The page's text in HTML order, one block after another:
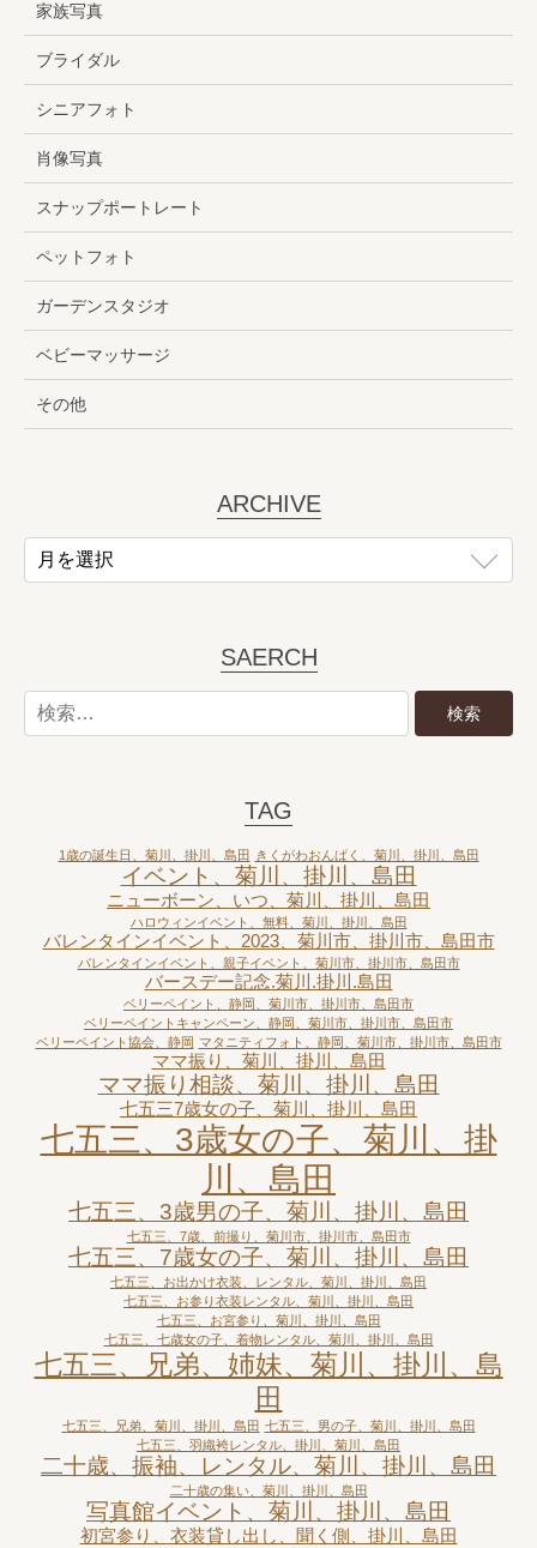
家族写真
ブライダル
シニアフォト
肖像写真
スナップポートレート
ペットフォト
ガーデンスタジオ
ベビーマッサージ
その他
ARCHIVE
SAERCH
TAG
1歳の誕生日、菊川、掛川、島田 きくがわおんぱく、菊川、掛川、島田
イベント、菊川、掛川、島田
ニューボーン、いつ、菊川、掛川、島田
ハロウィンイベント、無料、菊川、掛川、島田
バレンタインイベント、2023、菊川市、掛川市、島田市
バレンタインイベント、親子イベント、菊川市、掛川市、島田市
バースデー記念.菊川.掛川.島田
ベリーペイント、静岡、菊川市、掛川市、島田市
ベリーペイントキャンペーン、静岡、菊川市、掛川市、島田市
ベリーペイント協会、静岡 マタニティフォト、静岡、菊川市、掛川市、島田市
ママ振り、菊川、掛川、島田
ママ振り相談、菊川、掛川、島田
七五三7歳女の子、菊川、掛川、島田
七五三、3歳女の子、菊川、掛
川、島田
七五三、3歳男の子、菊川、掛川、島田
七五三、7歳、前撮り、菊川市、掛川市、島田市
七五三、7歳女の子、菊川、掛川、島田
七五三、お出かけ衣装、レンタル、菊川、掛川、島田
七五三、お参り衣装レンタル、菊川、掛川、島田
七五三、お宮参り、菊川、掛川、島田
七五三、七歳女の子、着物レンタル、菊川、掛川、島田
七五三、兄弟、姉妹、菊川、掛川、島
田
七五三、兄弟、菊川、掛川、島田 七五三、男の子、菊川、掛川、島田
七五三、羽織袴レンタル、掛川、菊川、島田
二十歳、振袖、レンタル、菊川、掛川、島田
二十歳の集い、菊川、掛川、島田
写真館イベント、菊川、掛川、島田
初宮参り、衣装貸し出し、聞く側、掛川、島田